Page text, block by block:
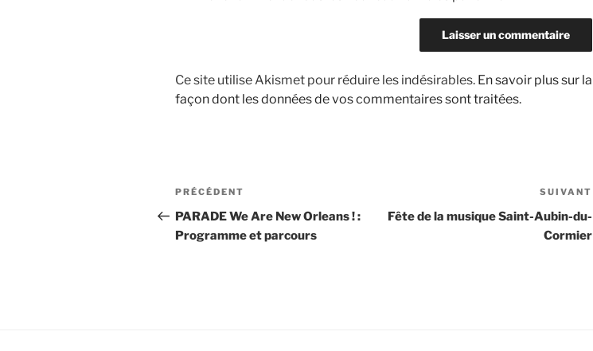
Ce site utilise Akismet pour réduire les indésirables. En savoir plus sur la
façon dont les données de vos commentaires sont traitées.
Navigation
de
l’article
Article
précédent
PRÉCÉDENT
PARADE We Are New Orleans ! :
Programme et parcours
SUIVANT
Fête de la musique Saint-Aubin-du-
Cormier